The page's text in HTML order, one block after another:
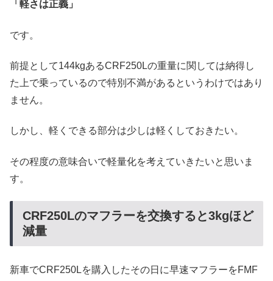
「軽さは正義」
です。
前提として144kgあるCRF250Lの重量に関しては納得し
た上で乗っているので特別不満があるというわけではあり
ません。
しかし、軽くできる部分は少しは軽くしておきたい。
その程度の意味合いで軽量化を考えていきたいと思いま
す。
CRF250Lのマフラーを交換すると3kgほど
減量
新車でCRF250Lを購入したその日に早速マフラーをFMF